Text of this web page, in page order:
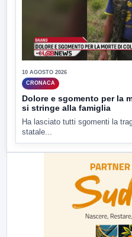
10 AGOSTO 2026
CRONACA
Dolore e sgomento per la
si stringe alla famiglia
Ha lasciato tutti sgomenti la
statale...